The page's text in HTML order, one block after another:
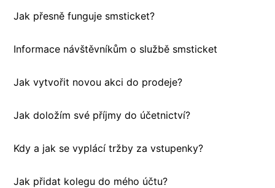
Jak přesně funguje smsticket?
Informace návštěvníkům o službě smsticket
Jak vytvořit novou akci do prodeje?
Jak doložím své příjmy do účetnictví?
Kdy a jak se vyplácí tržby za vstupenky?
Jak přidat kolegu do mého účtu?